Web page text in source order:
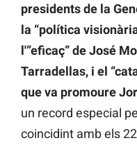
presidents de la
la “política
l'”eficaç” de José
Tarradellas, i el
que va promoure
un record especial
coincidint amb els